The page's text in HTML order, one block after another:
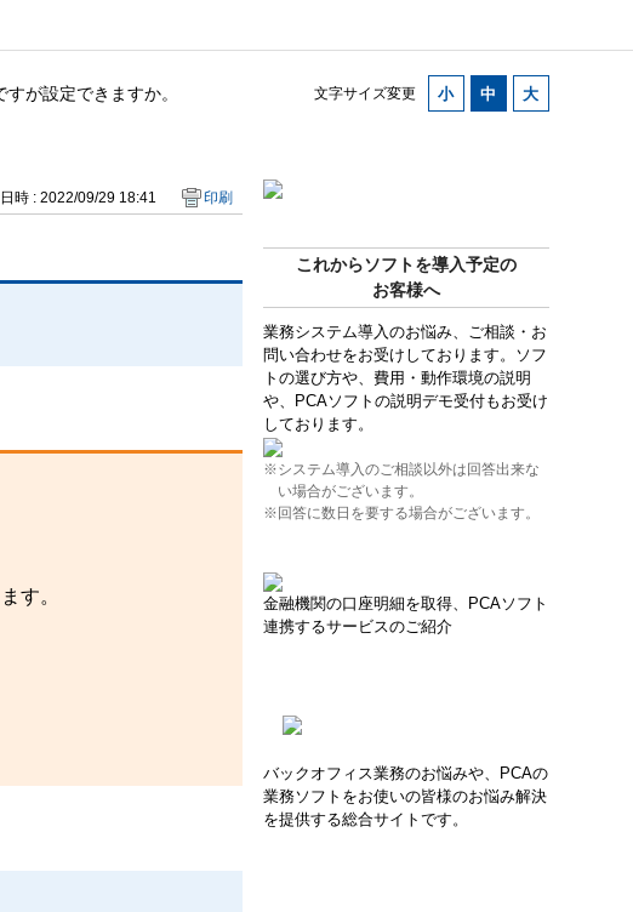
文字サイズ変更
が設定できますか。
これからソフトを導入予定の
お客様へ
業務システム導入のお悩み、ご相談・お
問い合わせをお受けしております。ソフ
トの選び方や、費用・動作環境の説明
や、PCAソフトの説明デモ受付もお受け
しております。
※システム導入のご相談以外は回答出来な
い場合がございます。
※回答に数日を要する場合がございます。
金融機関の口座明細を取得、PCAソフト
連携するサービスのご紹介
バックオフィス業務のお悩みや、PCAの
業務ソフトをお使いの皆様のお悩み解決
を提供する総合サイトです。
時 : 2022/09/29 18:41 印刷
す。